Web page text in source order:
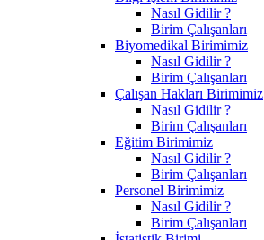
Nasıl Gidilir ?
Birim Çalışanları
Biyomedikal Birimimiz
Nasıl Gidilir ?
Birim Çalışanları
Çalışan Hakları Birimimiz
Nasıl Gidilir ?
Birim Çalışanları
Eğitim Birimimiz
Nasıl Gidilir ?
Birim Çalışanları
Personel Birimimiz
Nasıl Gidilir ?
Birim Çalışanları